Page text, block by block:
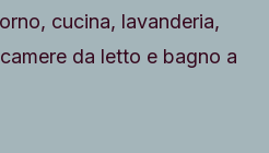
cucina, lavanderia,
da letto e bagno a